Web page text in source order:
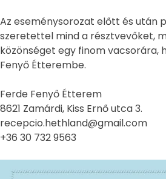
Az eseménysorozat előtt és után
szeretettel mind a résztvevőket,
közönséget egy finom vacsorára,
Fenyő Étterembe.
Ferde Fenyő Étterem
8621 Zamárdi, Kiss Ernő utca 3.
recepcio.hethland@gmail.com
+36 30 732 9563